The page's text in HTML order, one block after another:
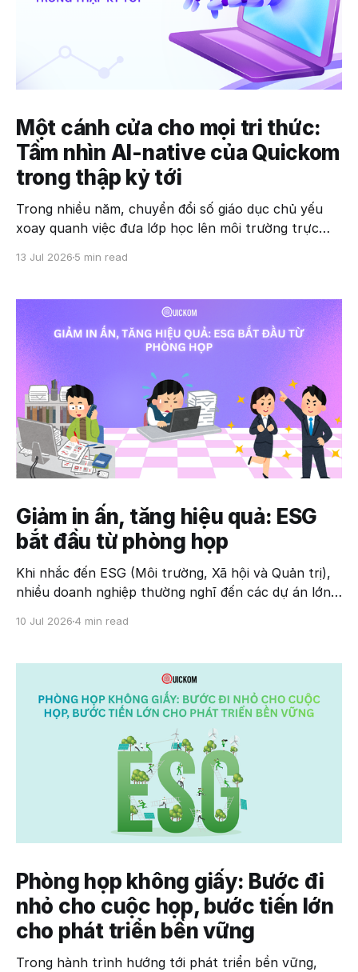
Một cánh cửa cho mọi tri thức:
Tầm nhìn AI-native của Quickom
trong thập kỷ tới
Trong nhiều năm, chuyển đổi số giáo dục chủ yếu
xoay quanh việc đưa lớp học lên môi trường trực
13 Jul 2026 5 min read
Giảm in ấn, tăng hiệu quả: ESG
bắt đầu từ phòng họp
Khi nhắc đến ESG (Môi trường, Xã hội và Quản trị),
nhiều doanh nghiệp thường nghĩ đến các dự án lớn
10 Jul 2026 4 min read
Phòng họp không giấy: Bước đi
nhỏ cho cuộc họp, bước tiến lớn
cho phát triển bền vững
Trong hành trình hướng tới phát triển bền vững,